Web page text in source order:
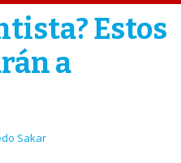
Estos
a
Sakar